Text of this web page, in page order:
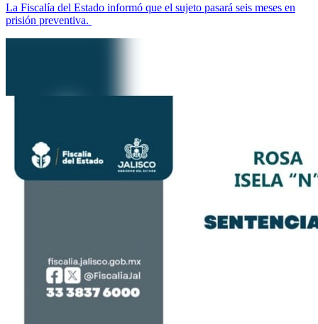
La Fiscalía del Estado informó que el sujeto pasará seis meses en
prisión preventiva.